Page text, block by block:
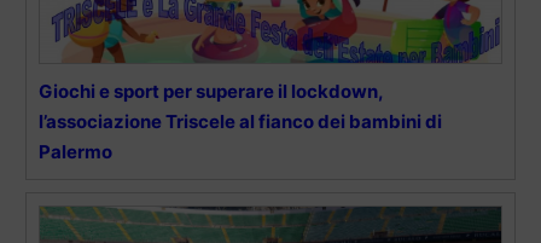
Giochi e sport per superare il lockdown,
l’associazione Triscele al fianco dei bambini di
Palermo